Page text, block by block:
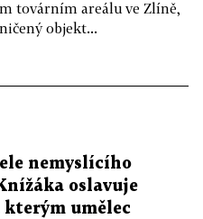
továrním areálu ve Zlíně,
objekt...
nemyslícího
oslavuje
kterým umělec